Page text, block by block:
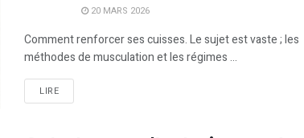
20 MARS 2026
Comment renforcer ses cuisses. Le sujet est vaste ; les
méthodes de musculation et les régimes ...
LIRE